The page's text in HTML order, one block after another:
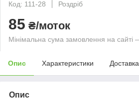
Код: 111-28
Роздріб
85 ₴/моток
Мінімальна сума замовлення на сайті
Опис Характеристики Доставка
Опис